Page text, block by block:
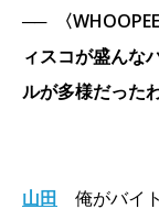
──
〈
ィスコが盛んな
ルが多様だった
山田
俺がバイ